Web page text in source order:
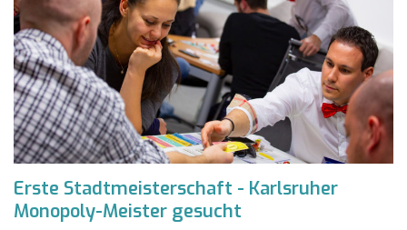
Erste Stadtmeisterschaft - Karlsruher
Monopoly-Meister gesucht